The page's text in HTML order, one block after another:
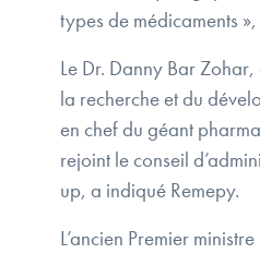
types de médicaments
Le Dr. Danny Bar
la recherche et du
en chef du géant
rejoint le conseil
up, a indiqué Remepy.
L’ancien Premier